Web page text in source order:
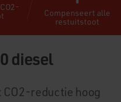
diesel
reductie hoog
Compenseert alle
restuitstoot